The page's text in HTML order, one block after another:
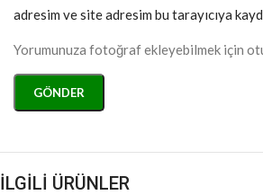
adresim ve site adresim bu tarayıcıya
Yorumunuza fotoğraf ekleyebilmek için
İLGİLİ ÜRÜNLER